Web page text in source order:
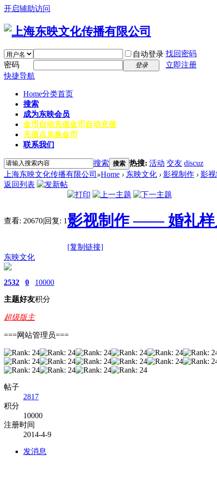
开启辅助访问
自动登录 找回密码
密码
登录
立即注册
快捷导航
Home分类首页
搜索
成为东映会员
金币自动充值金币自动充值
充值点兑换金币
联系我们
搜索 搜索 热搜: 活动 交友 discuz
上海东映文化传播有限公司 »Home › 东映文化 › 影视制作 › 影
返回列表
查看: 20670|回复: 1影视制作 —— 婚礼样
[复制链接]
东映文化
2532
主题
0
好友
10000
积分
超级版主
===网站管理员===
帖子
2817
积分
10000
注册时间
2014-4-9
发消息